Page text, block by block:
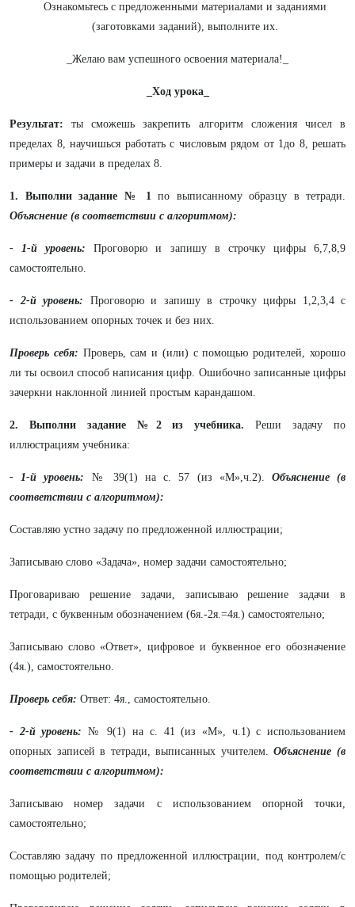
Ознакомьтесь с предложенными материалами и заданиями
(заготовками заданий), выполните их.
_Желаю вам успешного освоения материала!_
_Ход урока_
Результат: ты сможешь закрепить алгоритм сложения чисел в
пределах 8, научишься работать с числовым рядом от 1до 8, решать
примеры и задачи в пределах 8.
1. Выполни задание № 1по выписанному образцу в тетради.
Объяснение (в соответствии с алгоритмом):
- 1-й уровень: Проговорю и запишу в строчку цифры 6,7,8,9
самостоятельно.
- 2-й уровень: Проговорю и запишу в строчку цифры 1,2,3,4 с
использованием опорных точек и без них.
Проверь себя: Проверь, сам и (или) с помощью родителей, хорошо
ли ты освоил способ написания цифр. Ошибочно записанные цифры
зачеркни наклонной линией простым карандашом.
2. Выполни задание №2 из учебника.Реши задачу по
иллюстрациям учебника:
- 1-й уровень: № 39(1) на с. 57 (из «М»,ч.2). Объяснение (в
соответствии с алгоритмом):
Составляю устно задачу по предложенной иллюстрации;
Записываю слово «Задача», номер задачи самостоятельно;
Проговариваю решение задачи, записываю решение задачи в
тетради, с буквенным обозначением (6я.-2я.=4я.) самостоятельно;
Записываю слово «Ответ», цифровое и буквенное его обозначение
(4я.), самостоятельно.
Проверь себя: Ответ: 4я., самостоятельно.
- 2-й уровень: № 9(1) на с. 41 (из «М», ч.1) с использованием
опорных записей в тетради, выписанных учителем.Объяснение (в
соответствии с алгоритмом):
Записываю номер задачи с использованием опорной точки,
самостоятельно;
Составляю задачу по предложенной иллюстрации, под контролем/с
помощью родителей;